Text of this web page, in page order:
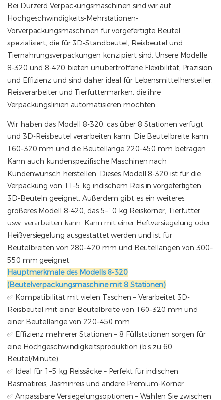
Bei Durzerd Verpackungsmaschinen sind wir auf
Hochgeschwindigkeits-Mehrstationen-
Vorverpackungsmaschinen für vorgefertigte Beutel
spezialisiert, die für 3D-Standbeutel, Reisbeutel und
Tiernahrungsverpackungen konzipiert sind. Unsere Modelle
8-320 und 8-420 bieten unübertroffene Flexibilität, Präzision
und Effizienz und sind daher ideal für Lebensmittelhersteller,
Reisverarbeiter und Tierfuttermarken, die ihre
Verpackungslinien automatisieren möchten.
Wir haben das Modell 8-320, das über 8 Stationen verfügt
und 3D-Reisbeutel verarbeiten kann. Die Beutelbreite kann
160–320 mm und die Beutellänge 220–450 mm betragen.
Kann auch kundenspezifische Maschinen nach
Kundenwunsch herstellen. Dieses Modell 8-320 ist für die
Verpackung von 11–5 kg indischem Reis in vorgefertigten
3D-Beuteln geeignet. Außerdem gibt es ein weiteres,
größeres Modell 8-420, das 5–10 kg Reiskörner, Tierfutter
usw. verarbeiten kann. Kann mit einer Heftversiegelung oder
Heißversiegelung ausgestattet werden und ist für
Beutelbreiten von 280–420 mm und Beutellängen von 300–
550 mm geeignet.
Hauptmerkmale des Modells 8-320
(Beutelverpackungsmaschine mit 8 Stationen)
✅ Kompatibilität mit vielen Taschen – Verarbeitet 3D-
Reisbeutel mit einer Beutelbreite von 160–320 mm und
einer Beutellänge von 220–450 mm.
✅ Effizienz mehrerer Stationen – 8 Füllstationen sorgen für
eine Hochgeschwindigkeitsproduktion (bis zu 60
Beutel/Minute).
✅ Ideal für 1–5 kg Reissäcke – Perfekt für indischen
Basmatireis, Jasminreis und andere Premium-Körner.
✅ Anpassbare Versiegelungsoptionen – Wählen Sie zwischen